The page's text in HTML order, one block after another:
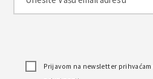
Prijavom na newsletter prihvaćam